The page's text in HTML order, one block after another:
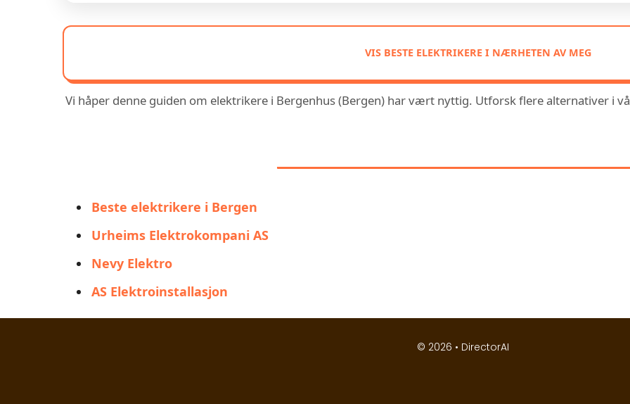
VIS BESTE ELEKTRIKERE I NÆRHETEN AV MEG
Vi håper denne guiden om elektrikere i Bergenhus (Bergen) har vært nyttig. Utforsk flere alternativer i
Beste elektrikere i Bergen
Urheims Elektrokompani AS
Nevy Elektro
AS Elektroinstallasjon
© 2026 • DirectorAI